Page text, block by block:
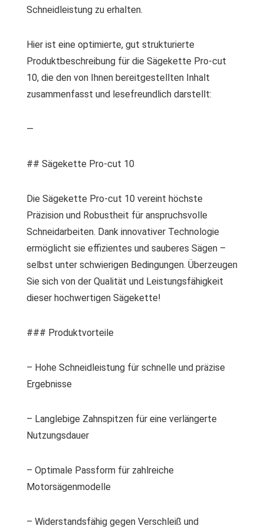
Schneidleistung zu erhalten.
Hier ist eine optimierte, gut strukturierte
Produktbeschreibung für die Sägekette Pro-cut
10, die den von Ihnen bereitgestellten Inhalt
zusammenfasst und lesefreundlich darstellt:
—
## Sägekette Pro-cut 10
Die Sägekette Pro-cut 10 vereint höchste
Präzision und Robustheit für anspruchsvolle
Schneidarbeiten. Dank innovativer Technologie
ermöglicht sie effizientes und sauberes Sägen –
selbst unter schwierigen Bedingungen. Überzeugen
Sie sich von der Qualität und Leistungsfähigkeit
dieser hochwertigen Sägekette!
### Produktvorteile
– Hohe Schneidleistung für schnelle und präzise
Ergebnisse
– Langlebige Zahnspitzen für eine verlängerte
Nutzungsdauer
– Optimale Passform für zahlreiche
Motorsägenmodelle
– Widerstandsfähig gegen Verschleiß und